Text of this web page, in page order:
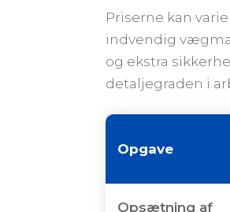
Priserne kan
indvendig
og ekstra
detaljegraden i
Opgave
Opsætning af